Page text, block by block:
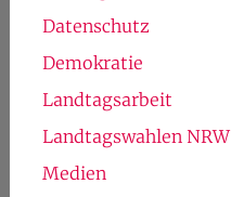
Datenschutz
Demokratie
Landtagsarbeit
Landtagswahlen NRW
Medien